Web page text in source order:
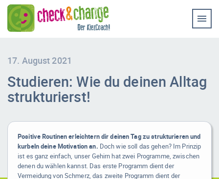
17. August 2021
Studieren: Wie du deinen Alltag
strukturierst!
Positive Routinen erleichtern dir deinen Tag zu strukturieren und
kurbeln deine Motivation an. Doch wie soll das gehen? Im Prinzip
ist es ganz einfach, unser Gehirn hat zwei Programme, zwischen
denen du wählen kannst. Das erste Programm dient der
Vermeidung von Schmerz, das zweite Programm dient der
Erfolg-Stories
Videos
Kontakt